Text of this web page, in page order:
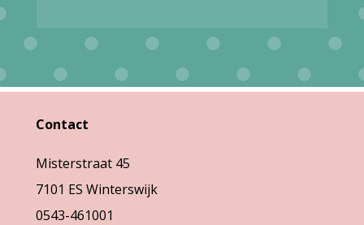
variaties.
Deze
optie
op
variaties.
Deze
Contact
Misterstraat 45
7101 ES Winterswijk
0543-461001